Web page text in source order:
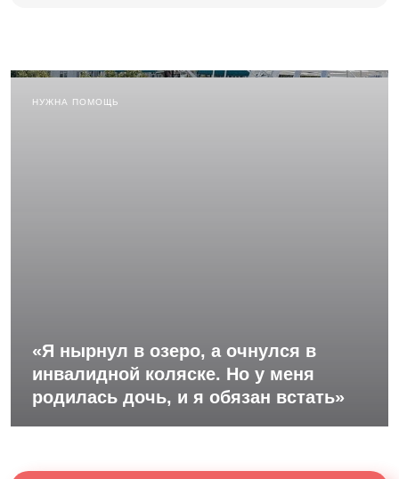
НУЖНА ПОМОЩЬ
«Я нырнул в озеро, а очнулся в
инвалидной коляске. Но у меня
родилась дочь, и я обязан встать»